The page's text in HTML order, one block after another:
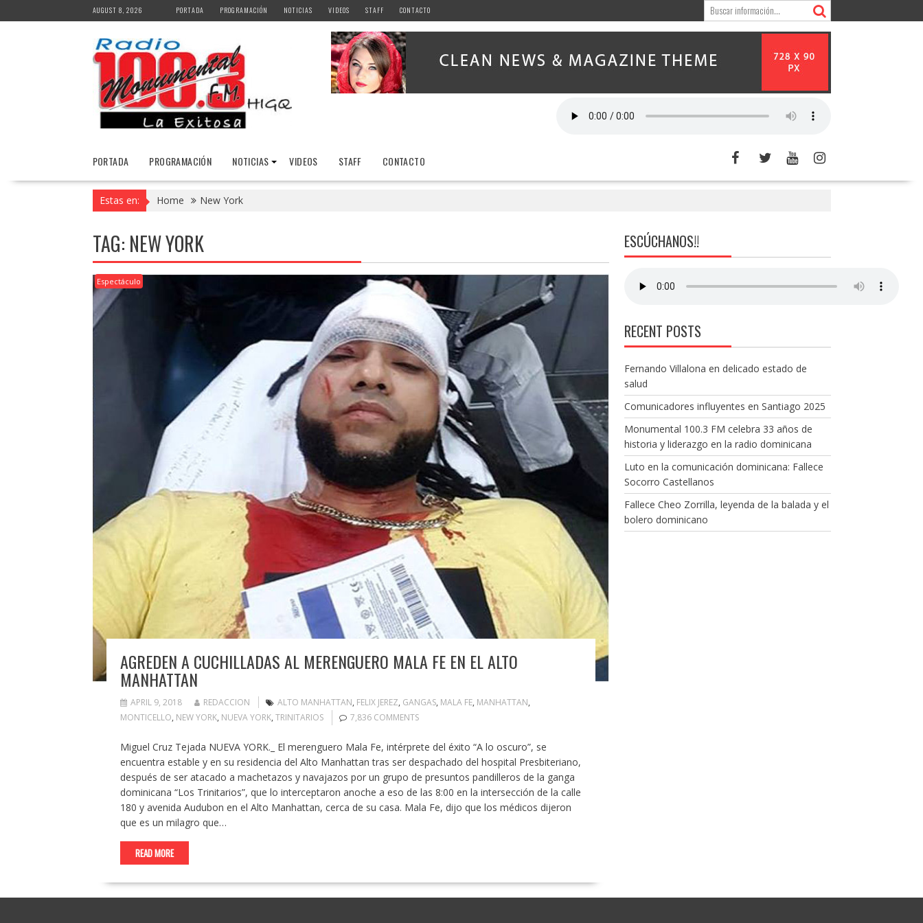
to
AUGUST 8, 2026 PORTADA PROGRAMACIÓN NOTICIAS VIDEOS STAFF CONTACTO
PORTADA PROGRAMACIÓN NOTICIAS VIDEOS STAFF CONTACTO
Estas en: Home New York
TAG: NEW YORK
Espectáculo
AGREDEN A CUCHILLADAS AL MERENGUERO MALA FE EN EL ALTO
MANHATTAN
APRIL 9, 2018 REDACCION ALTO MANHATTAN, FELIX JEREZ, GANGAS, MALA FE, MANHATTAN,
MONTICELLO, NEW YORK, NUEVA YORK, TRINITARIOS 7,836 COMMENTS
Miguel Cruz Tejada NUEVA YORK._ El merenguero Mala Fe, intérprete del éxito “A lo oscuro”, se
encuentra estable y en su residencia del Alto Manhattan tras ser despachado del hospital Presbiteriano,
después de ser atacado a machetazos y navajazos por un grupo de presuntos pandilleros de la ganga
dominicana “Los Trinitarios”, que lo interceptaron anoche a eso de las 8:00 en la intersección de la calle
180 y avenida Audubon en el Alto Manhattan, cerca de su casa. Mala Fe, dijo que los médicos dijeron
que es un milagro que…
READ MORE
ESCÚCHANOS!!
RECENT POSTS
Fernando Villalona en delicado estado de
salud
Comunicadores influyentes en Santiago 2025
Monumental 100.3 FM celebra 33 años de
historia y liderazgo en la radio dominicana
Luto en la comunicación dominicana: Fallece
Socorro Castellanos
Fallece Cheo Zorrilla, leyenda de la balada y el
bolero dominicano